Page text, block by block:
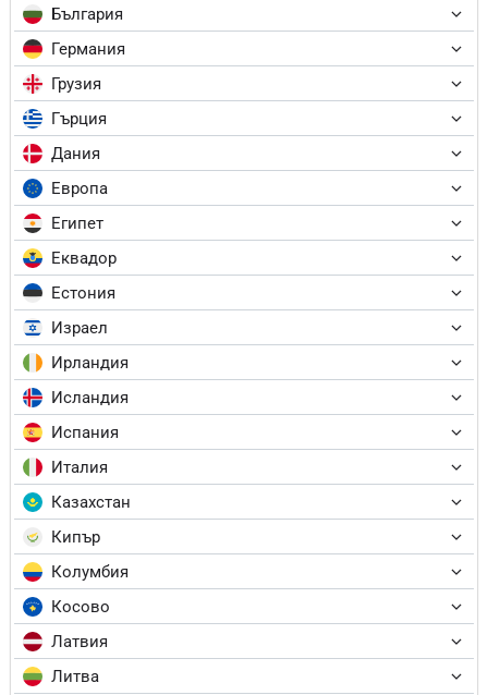
България
Германия
Грузия
Гърция
Дания
Европа
Египет
Еквадор
Естония
Израел
Ирландия
Исландия
Испания
Италия
Казахстан
Кипър
Колумбия
Косово
Латвия
Литва